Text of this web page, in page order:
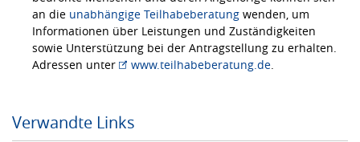
an die unabhängige Teilhabeberatung wenden, um
Informationen über Leistungen und Zuständigkeiten
sowie Unterstützung bei der Antragstellung zu erhalten.
Adressen unter
www.teilhabeberatung.de.
Verwandte Links